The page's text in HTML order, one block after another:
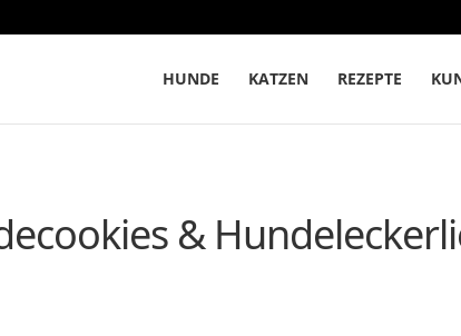
HUNDE KATZEN REZEPTE
&